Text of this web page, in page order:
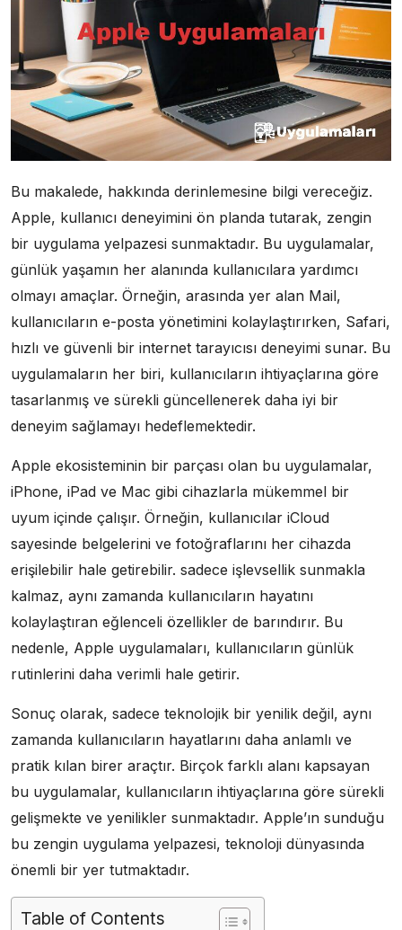
Bu makalede, hakkında derinlemesine bilgi vereceğiz.
Apple, kullanıcı deneyimini ön planda tutarak, zengin
bir uygulama yelpazesi sunmaktadır. Bu uygulamalar,
günlük yaşamın her alanında kullanıcılara yardımcı
olmayı amaçlar. Örneğin, arasında yer alan Mail,
kullanıcıların e-posta yönetimini kolaylaştırırken, Safari,
hızlı ve güvenli bir internet tarayıcısı deneyimi sunar. Bu
uygulamaların her biri, kullanıcıların ihtiyaçlarına göre
tasarlanmış ve sürekli güncellenerek daha iyi bir
deneyim sağlamayı hedeflemektedir.
Apple ekosisteminin bir parçası olan bu uygulamalar,
iPhone, iPad ve Mac gibi cihazlarla mükemmel bir
uyum içinde çalışır. Örneğin, kullanıcılar iCloud
sayesinde belgelerini ve fotoğraflarını her cihazda
erişilebilir hale getirebilir. sadece işlevsellik sunmakla
kalmaz, aynı zamanda kullanıcıların hayatını
kolaylaştıran eğlenceli özellikler de barındırır. Bu
nedenle, Apple uygulamaları, kullanıcıların günlük
rutinlerini daha verimli hale getirir.
Sonuç olarak, sadece teknolojik bir yenilik değil, aynı
zamanda kullanıcıların hayatlarını daha anlamlı ve
pratik kılan birer araçtır. Birçok farklı alanı kapsayan
bu uygulamalar, kullanıcıların ihtiyaçlarına göre sürekli
gelişmekte ve yenilikler sunmaktadır. Apple’ın sunduğu
bu zengin uygulama yelpazesi, teknoloji dünyasında
önemli bir yer tutmaktadır.
Table of Contents